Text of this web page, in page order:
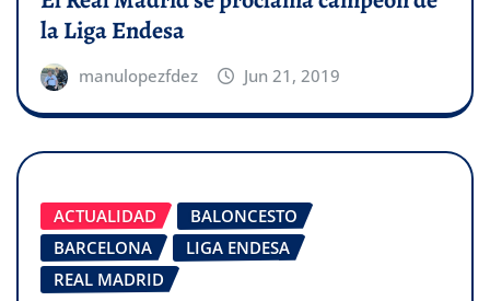
la Liga Endesa
manulopezfdez Jun 21, 2019
ACTUALIDAD
BALONCESTO
BARCELONA
LIGA ENDESA
REAL MADRID